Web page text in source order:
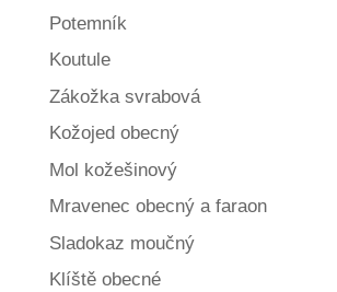
Potemník
Koutule
Zákožka svrabová
Kožojed obecný
Mol kožešinový
Mravenec obecný a faraon
Sladokaz moučný
Klíště obecné